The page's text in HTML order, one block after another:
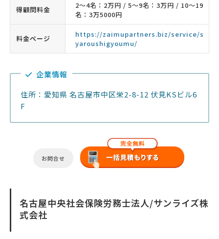
得顧問料金
2〜4名：2万円 / 5〜9名：3万円 / 10〜19
名：3万5000円
料金ページ
https://zaimupartners.biz/service/s
yaroushigyoumu/
企業情報
住所：愛知県 名古屋市中区栄2-8-12 伏見KSビル6
F
お問合せ
名古屋中央社会保険労務士法人/サンライズ株
式会社